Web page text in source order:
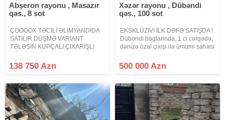
Abşeron rayonu , Masazır
qəs., 8 sot
ÇOOOOX TƏCİLİ ƏLİMYANDIDA
SATILIR DÜŞMƏ VARİANT
TƏLƏSİN KUPÇALI ÇIXARIŞLI
TİKİNTİ TƏYİNATLI MASAZIR 2
NÖMRƏLİ MƏKTƏBİN
GƏNCLƏR ŞƏHƏRCİYİNİN
ARXASINDA. Masazır qəsəbəsi 2
138 750 Azn
Xəzər rayonu , Dübəndi
qəs., 100 sot
EKSKLÜZIV! İLK DƏFƏ SATIŞDA !
Dübəndi baglarinda, 1 ci cərgədə,
dənizə özəl çixişi ilə ümumi sahəsi
sahəsi satilir. Komunikasiya
sistemi keçirilib (qaz, su, işiq,
500 000 Azn